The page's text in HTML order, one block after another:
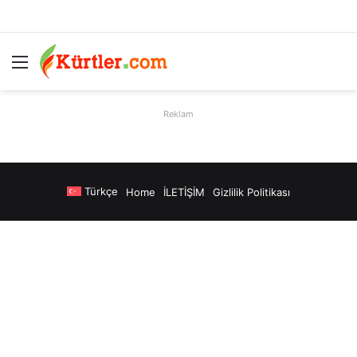
Menü
Reklam
Türkçe Home İLETİŞİM Gizlilik Politikası